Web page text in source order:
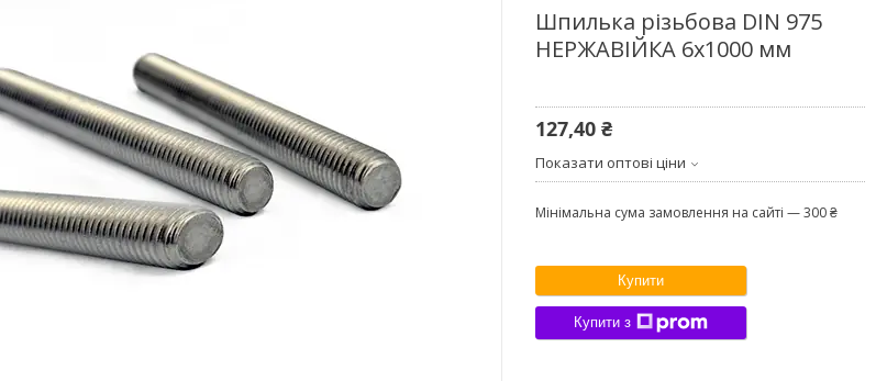
Шпилька різьбова DIN 975
НЕРЖАВІЙКА 6x1000 мм
127,40 ₴
Показати оптові ціни
Мінімальна сума замовлення на сайті — 300 ₴
Купити
Купити з